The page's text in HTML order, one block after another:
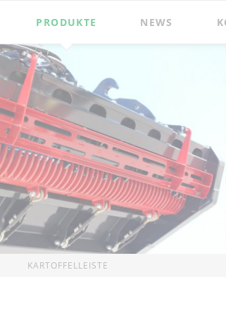
PRODUKTE
Boxeneinstreu
Boxeneinstreugerät
Bedding Master
Boxeneinstreugerät
Bedding Master Profi
Fütter- und Einstreumaschine
Bale Master
Double Feeder
Uni Feeder
Mini Mix
Zubehör
Feststoffe
NEWS
KARTOFFELLEISTE